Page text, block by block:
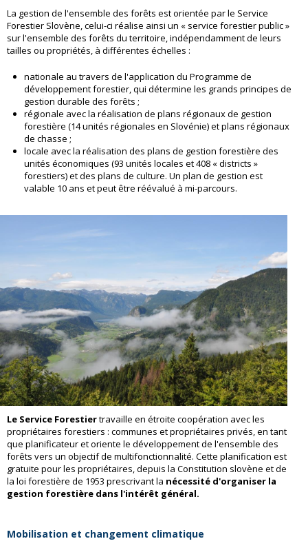
La gestion de l'ensemble des forêts est orientée par le Service
Forestier Slovène, celui-ci réalise ainsi un « service forestier public »
sur l'ensemble des forêts du territoire, indépendamment de leurs
tailles ou propriétés, à différentes échelles :
nationale au travers de l'application du Programme de
développement forestier, qui détermine les grands principes de
gestion durable des forêts ;
régionale avec la réalisation de plans régionaux de gestion
forestière (14 unités régionales en Slovénie) et plans régionaux
de chasse ;
locale avec la réalisation des plans de gestion forestière des
unités économiques (93 unités locales et 408 « districts »
forestiers) et des plans de culture. Un plan de gestion est
valable 10 ans et peut être réévalué à mi-parcours.
Le Service Forestiertravaille en étroite coopération avec les
propriétaires forestiers : communes et propriétaires privés, en tant
que planificateur et oriente le développement de l'ensemble des
forêts vers un objectif de multifonctionnalité. Cette planification est
gratuite pour les propriétaires, depuis la Constitution slovène et de
la loi forestière de 1953 prescrivant la nécessité d'organiser la
gestion forestière dans l'intérêt général.
Mobilisation et changement climatique